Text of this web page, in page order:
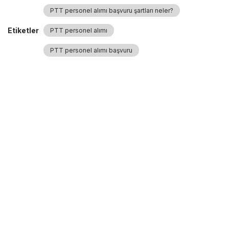
Etiketler
PTT personel alımı başvuru şartları neler?
PTT personel alımı
PTT personel alımı başvuru